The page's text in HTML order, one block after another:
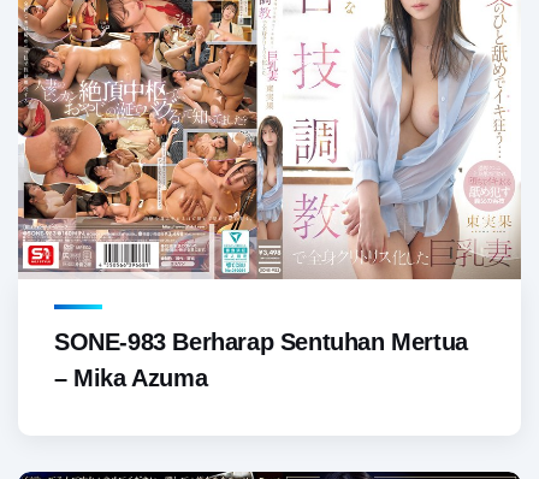
SONE-983 Berharap Sentuhan Mertua
– Mika Azuma